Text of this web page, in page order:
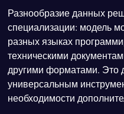
Разнообразие данных
специализации: модель
разных языках
техническими
другими форматами. Это
универсальным
необходимости